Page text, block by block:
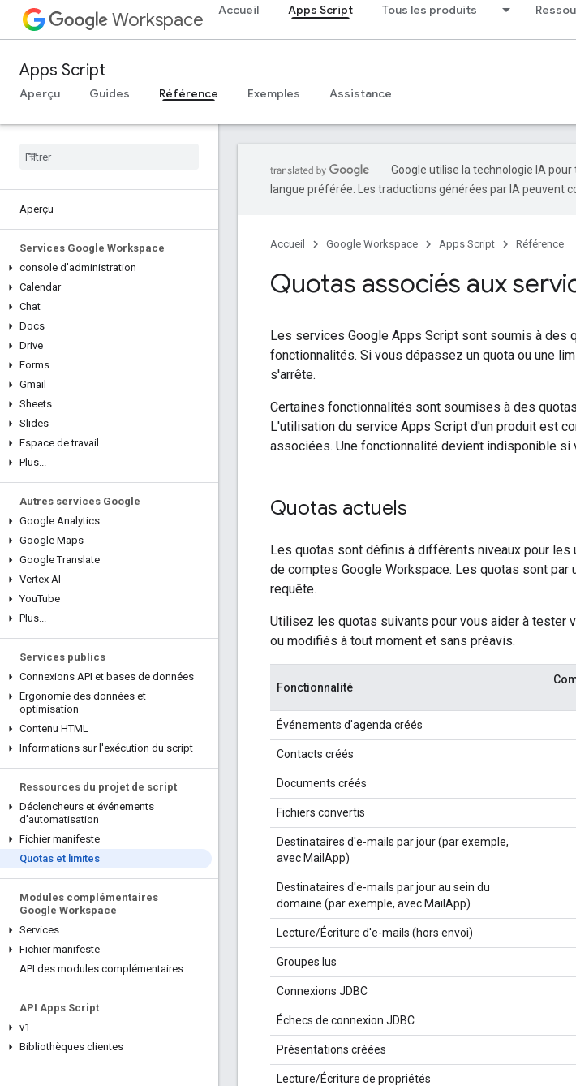
Workspace Accueil Apps Script Tous les produits
Apps Script
Aperçu Guides Référence Exemples Assistance
Aperçu
Services Google Workspace
console d'administration
Calendar
Chat
Docs
Drive
Forms
Gmail
Sheets
Slides
Espace de travail
Plus...
Autres services Google
Google Analytics
Google Maps
Google Translate
Vertex AI
YouTube
Plus...
Services publics
Connexions API et bases de données
Ergonomie des données et
optimisation
Contenu HTML
Informations sur l'exécution du script
Ressources du projet de script
Déclencheurs et événements
d'automatisation
Fichier manifeste
Quotas et limites
Modules complémentaires
Google Workspace
Services
Fichier manifeste
API des modules complémentaires
API Apps Script
v1
Bibliothèques clientes
Google utilise la technologie IA
langue préférée. Les traductions générées par IA peuvent
Accueil Google Workspace Apps Script Référence
Quotas associés aux
Les services Google Apps Script sont soumis à des
fonctionnalités. Si vous dépassez un quota ou une
s'arrête.
Certaines fonctionnalités sont soumises à des
L'utilisation du service Apps Script d'un produit est
associées. Une fonctionnalité devient indisponible
Quotas actuels
Les quotas sont définis à différents niveaux pour
de comptes Google Workspace. Les quotas sont
requête.
Utilisez les quotas suivants pour vous aider à
ou modifiés à tout moment et sans préavis.
Fonctionnalité
Événements d'agenda créés
Contacts créés
Documents créés
Fichiers convertis
Destinataires d'e-mails par jour (par exemple,
avec MailApp)
Destinataires d'e-mails par jour au sein du
domaine (par exemple, avec MailApp)
Lecture/Écriture d'e-mails (hors envoi)
Groupes lus
Connexions JDBC
Échecs de connexion JDBC
Présentations créées
Lecture/Écriture de propriétés